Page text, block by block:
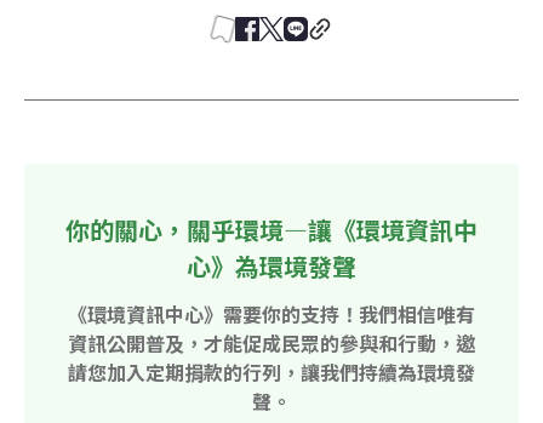
你的關心，關乎環境—讓《環境資訊中
心》為環境發聲
《環境資訊中心》需要你的支持！我們相信唯有
資訊公開普及，才能促成民眾的參與和行動，邀
請您加入定期捐款的行列，讓我們持續為環境發
聲。